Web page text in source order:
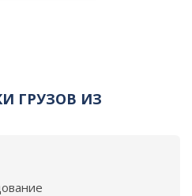
ГРУЗОВ ИЗ